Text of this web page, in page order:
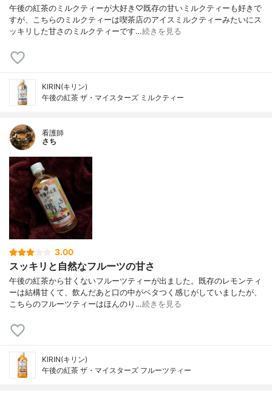
午後の紅茶のミルクティーが大好き♡既存の甘いミルクティーも好きで
すが、こちらのミルクティーは喫茶店のアイスミルクティーみたいにス
ッキリした甘さのミルクティーです…続きを見る
KIRIN(キリン)
午後の紅茶 ザ・マイスターズ ミルクティー
看護師
さち
3.00
スッキリと自然なフルーツの甘さ
午後の紅茶から甘くないフルーツティーが出ました。既存のレモンティ
ーは結構甘くて、飲んだあと口の中がベタつく感じがしていましたが、
こちらのフルーツティーはほんのり…続きを見る
KIRIN(キリン)
午後の紅茶 ザ・マイスターズ フルーツティー